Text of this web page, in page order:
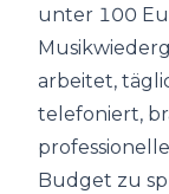
unter 100
arbeitet,
telefoniert,
Budget zu